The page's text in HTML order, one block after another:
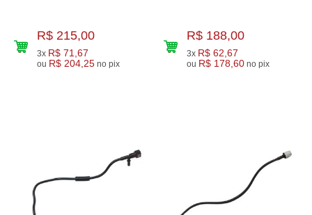
R$ 215,00
3x R$ 71,67
ou R$ 204,25 no pix
R$ 188,00
3x R$ 62,67
ou R$ 178,60 no pix